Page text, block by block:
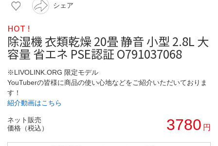
シェア
HOT !
除湿機 衣類乾燥 20畳 静音 小型 2.8L 大
容量 省エネ PSE認証 O791037068
※LIVOLINK.ORG 限定モデル
YouTuberの皆様に商品の使い心地などをご紹介いただいておりま
す！
紹介動画はこちら
ネット販売
価格（税込）
3780 円